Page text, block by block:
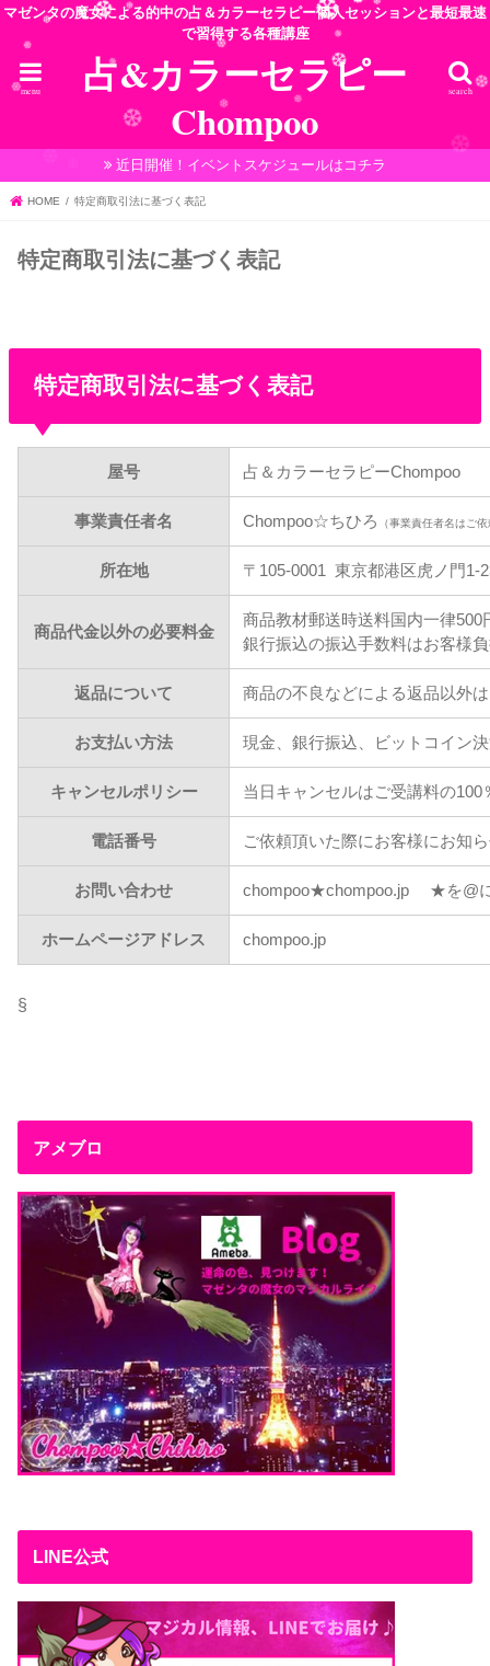
❆
❆
❆
❆
❆
❆ ❆
❆
❆
マゼンタの魔女による的中の占＆カラーセラピー個人セッションと最短最速
で習得する各種講座
占&カラーセラピー
Chompoo
search
menu
近日開催！イベントスケジュールはコチラ
HOME 特定商取引法に基づく表記
特定商取引法に基づく表記
特定商取引法に基づく表記
屋号 占＆カラーセラピーChompoo
事業責任者名 Chompoo☆ちひろ （事業責任者名はご
所在地 〒105-0001 東京都港区虎ノ門1-
商品代金以外の必要料金
商品教材郵送時送料国内一律500
銀行振込の振込手数料はお客様
返品について 商品の不良などによる返品以外
お支払い方法 現金、銀行振込、ビットコイン
キャンセルポリシー 当日キャンセルはご受講料の
電話番号 ご依頼頂いた際にお客様にお知
お問い合わせ chompoo★chompoo.jp ★を@
ホームページアドレス chompoo.jp
§
アメブロ
LINE公式